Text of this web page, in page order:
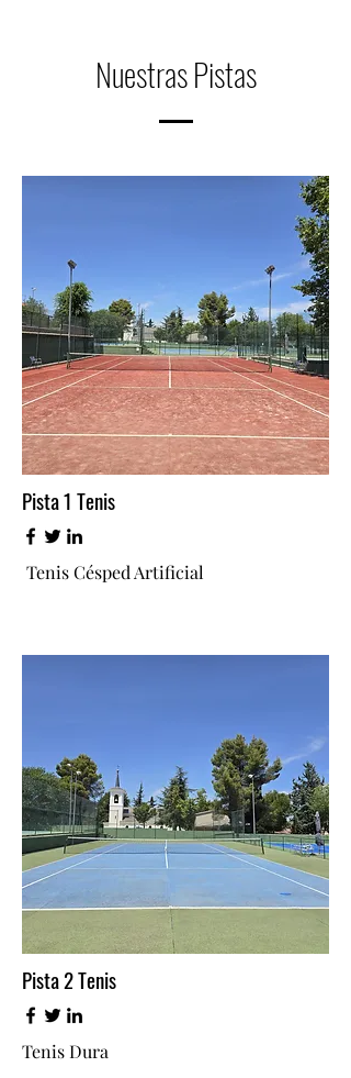
Nuestras Pistas
Pista 1 Tenis
Tenis Césped Artificial
Pista 2 Tenis
Tenis Dura